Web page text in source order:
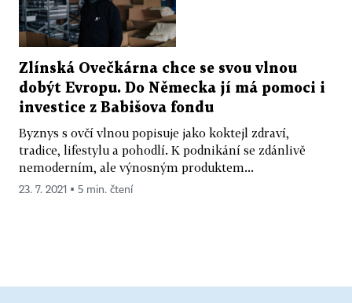
Zlínská Ovečkárna chce se svou vlnou
dobýt Evropu. Do Německa jí má pomoci i
investice z Babišova fondu
Byznys s ovčí vlnou popisuje jako koktejl zdraví,
tradice, lifestylu a pohodlí. K podnikání se zdánlivě
nemoderním, ale výnosným produktem...
23. 7. 2021 ▪ 5 min. čtení